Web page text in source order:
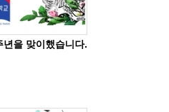
을 맞이했습니다.